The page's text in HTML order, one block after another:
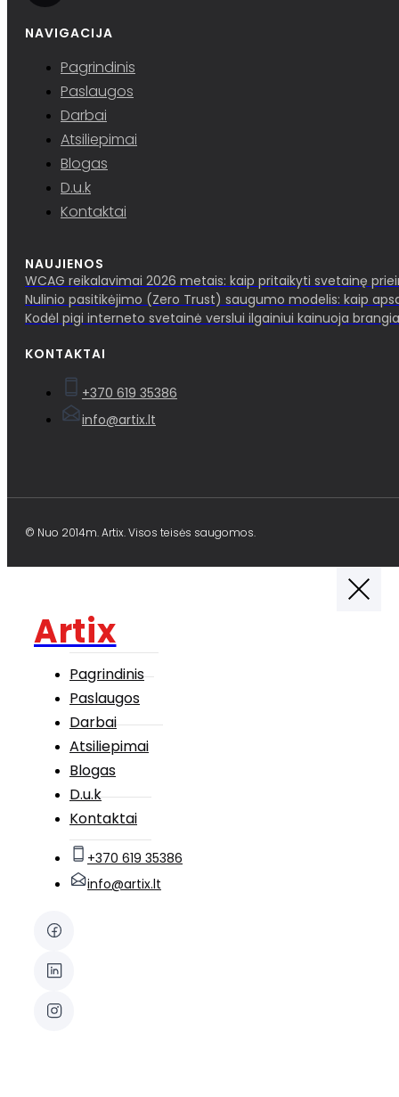
NAVIGACIJA
Pagrindinis
Paslaugos
Darbai
Atsiliepimai
Blogas
D.u.k
Kontaktai
NAUJIENOS
WCAG reikalavimai 2026 metais: kaip pritaikyti svetainę
Nulinio pasitikėjimo (Zero Trust) saugumo modelis: kaip
Kodėl pigi interneto svetainė verslui ilgainiui kainuoja
KONTAKTAI
+370 619 35386
info@artix.lt
© Nuo 2014m. Artix. Visos teisės saugomos.
Artix
Pagrindinis
Paslaugos
Darbai
Atsiliepimai
Blogas
D.u.k
Kontaktai
+370 619 35386
info@artix.lt